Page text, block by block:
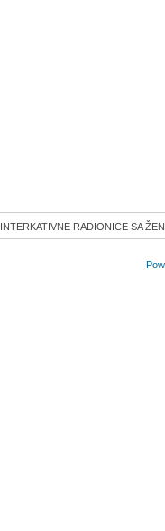
INTERKATIVNE RADIONICE SA